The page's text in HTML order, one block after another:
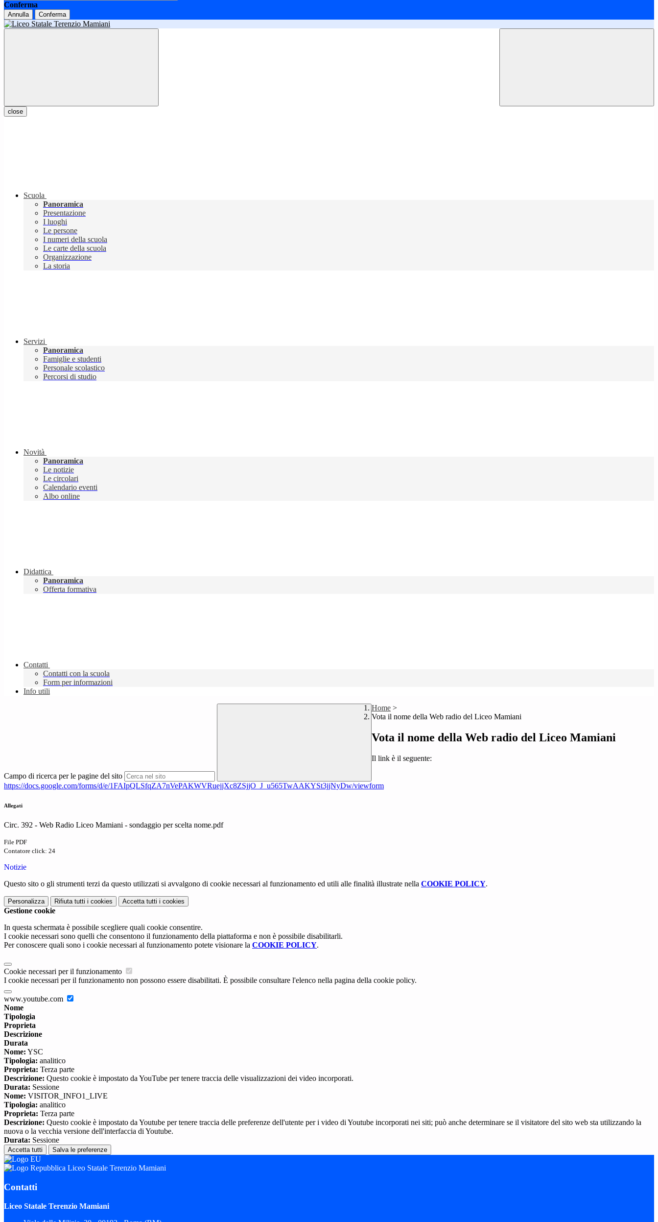
Conferma
Annulla Conferma
close
Scuola
Panoramica
Presentazione
I luoghi
Le persone
I numeri della scuola
Le carte della scuola
Organizzazione
La storia
Servizi
Panoramica
Famiglie e studenti
Personale scolastico
Percorsi di studio
Novità
Panoramica
Le notizie
Le circolari
Calendario eventi
Albo online
Didattica
Panoramica
Offerta formativa
Contatti
Contatti con la scuola
Form per informazioni
Info utili
Campo di ricerca per le pagine del sito
Home >
Vota il nome della Web radio del Liceo Mamiani
Vota il nome della Web radio del Liceo Mamiani
Il link è il seguente:
https://docs.google.com/forms/d/e/1FAIpQLSfqZA7nVePAKWVRuejjXc8ZSjjO_J_u565TwAAKYSt3jjNyDw/viewform
Allegati
Circ. 392 - Web Radio Liceo Mamiani - sondaggio per scelta nome.pdf
File PDF
Contatore click: 24
Notizie
Questo sito o gli strumenti terzi da questo utilizzati si avvalgono di cookie necessari al funzionamento ed utili alle finalità illustrate nella COOKIE POLICY.
Personalizza Rifiuta tutti i cookies Accetta tutti i cookies
Gestione cookie
In questa schermata è possibile scegliere quali cookie consentire.
I cookie necessari sono quelli che consentono il funzionamento della piattaforma e non è possibile disabilitarli.
Per conoscere quali sono i cookie necessari al funzionamento potete visionare la COOKIE POLICY.
Cookie necessari per il funzionamento
I cookie necessari per il funzionamento non possono essere disabilitati. È possibile consultare l'elenco nella pagina della cookie policy.
www.youtube.com
Nome
Tipologia
Proprieta
Descrizione
Durata
Nome: YSC
Tipologia: analitico
Proprieta: Terza parte
Descrizione: Questo cookie è impostato da YouTube per tenere traccia delle visualizzazioni dei video incorporati.
Durata: Sessione
Nome: VISITOR_INFO1_LIVE
Tipologia: analitico
Proprieta: Terza parte
Descrizione: Questo cookie è impostato da Youtube per tenere traccia delle preferenze dell'utente per i video di Youtube incorporati nei siti; può anche determinare se il visitatore del sito web sta utilizzando la
nuova o la vecchia versione dell'interfaccia di Youtube.
Durata: Sessione
Accetta tutti Salva le preferenze
Liceo Statale Terenzio Mamiani
Contatti
Liceo Statale Terenzio Mamiani